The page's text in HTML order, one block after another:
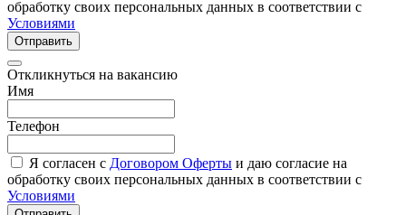
обработку своих персональных данных в соответствии с
Условиями
Отправить
Откликнуться на вакансию
Имя
Телефон
Я согласен с Договором Оферты и даю согласие на
обработку своих персональных данных в соответствии с
Условиями